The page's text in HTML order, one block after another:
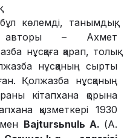
көлемді, танымдық,
авторы – Ахмет
нұсқаға қарап, толық
нұсқаның сырты
Қолжазба нұсқаның
кітапхана қорына
қызметкері 1930
Bajtursьnulь A. (А.